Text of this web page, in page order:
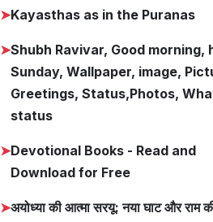
➤Kayasthas as in the Puranas
➤Shubh Ravivar, Good morning,
Sunday, Wallpaper, image,
Greetings, Status,Photos,
status
➤Devotional Books - Read and
Download for Free
➤अयोध्या की आत्मा सरयू: नया घाट और राम